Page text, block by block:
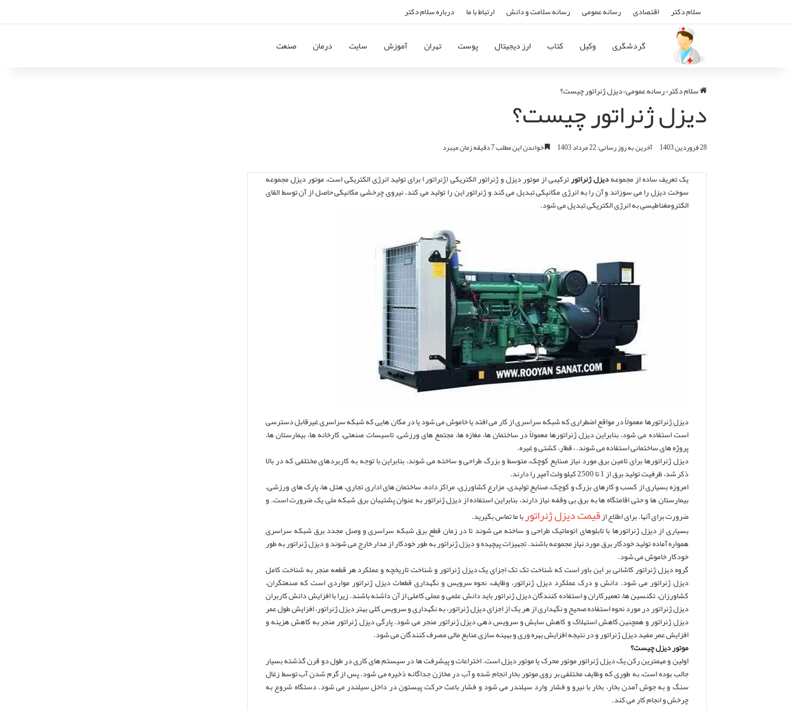
سلام دکتر اقتصادی رسانه عمومی رسانه سلامت و دانش ارتباط با ما درباره سلام دکتر
گردشگری وکیل کتاب ارز دیجیتال پوست تهران آموزش سایت درمان صنعت
سلام دکتر>رسانه عمومی>دیزل ژنراتور چیست؟
دیزل ژنراتور چیست؟
28 فروردین 1403 آخرین به روز رسانی: 22 مرداد 1403 خواندن این مطلب 7 دقیقه زمان میبرد
یک تعریف ساده از مجموعهدیزل ژنراتورترکیبی از موتور دیزل و ژنراتور الکتریکی (ژنراتور) برای تولید انرژی الکتریکی است، موتور دیزل مجموعه
سوخت دیزل را می سوزاند و آن را به انرژی مکانیکی تبدیل می کند و ژنراتور این را تولید می کند. نیروی چرخشی مکانیکی حاصل از آن توسط القای
الکترومغناطیسی به انرژی الکتریکی تبدیل می شود.
دیزل ژنراتورها معمولاً در مواقع اضطراری که شبکه سراسری از کار می افتد یا خاموش می شود یا در مکان هایی که شبکه سراسری غیرقابل دسترسی
است استفاده می شود، بنابراین دیزل ژنراتورها معمولاً در ساختمان ها، مغازه ها، مجتمع های ورزشی، تاسیسات صنعتی، کارخانه ها، بیمارستان ها،
پروژه های ساختمانی استفاده می شوند. ، قطار، کشتی و غیره.
دیزل ژنراتورها برای تامین برق مورد نیاز صنایع کوچک، متوسط و بزرگ طراحی و ساخته می شوند، بنابراین با توجه به کاربردهای مختلفی که در بالا
ذکر شد، ظرفیت تولید برق از 1 تا 2500 کیلو ولت آمپر را دارند.
امروزه بسیاری از کسب و کارهای بزرگ و کوچک، صنایع تولیدی، مزارع کشاورزی، مراکز داده، ساختمان های اداری تجاری، هتل ها، پارک های ورزشی،
بیمارستان ها و حتی اقامتگاه ها به برق بی وقفه نیاز دارند، بنابراین استفاده از دیزل ژنراتور به عنوان پشتیبان برق شبکه ملی یک ضرورت است. و
ضرورت برای آنها. برای اطلاع ازقیمت دیزل ژنراتوربا ما تماس بگیرید.
بسیاری از دیزل ژنراتورها با تابلوهای اتوماتیک طراحی و ساخته می شوند تا در زمان قطع برق شبکه سراسری و وصل مجدد برق شبکه سراسری
همواره آماده تولید خودکار برق مورد نیاز مجموعه باشند. تجهیزات پیچیده و دیزل ژنراتور به طور خودکار از مدار خارج می شوند و دیزل ژنراتور به طور
خودکار خاموش می شود.
گروه دیزل ژنراتور کاشانی بر این باور است که شناخت تک تک اجزای یک دیزل ژنراتور و شناخت تاریخچه و عملکرد هر قطعه منجر به شناخت کامل
دیزل ژنراتور می شود. دانش و درک عملکرد دیزل ژنراتور، وظایف، نحوه سرویس و نگهداری قطعات دیزل ژنراتور مواردی است که صنعتگران،
کشاورزان، تکنسین ها، تعمیرکاران و استفاده کنندگان دیزل ژنراتور باید دانش علمی و عملی کاملی از آن داشته باشند. زیرا با افزایش دانش کاربران
دیزل ژنراتور در مورد نحوه استفاده صحیح و نگهداری از هر یک از اجزای دیزل ژنراتور، به نگهداری و سرویس کلی بهتر دیزل ژنراتور، افزایش طول عمر
دیزل ژنراتور و همچنین کاهش استهلاک و کاهش سایش و سرویس دهی دیزل ژنراتور منجر می شود. پارگی دیزل ژنراتور منجر به کاهش هزینه و
افزایش عمر مفید دیزل ژنراتور و در نتیجه افزایش بهره وری و بهینه سازی منابع مالی مصرف کنندگان می شود.
موتور دیزل چیست؟
اولین و مهمترین رکن یک دیزل ژنراتور موتور محرک یا موتور دیزل است. اختراعات و پیشرفت ها در سیستم های کاری در طول دو قرن گذشته بسیار
جالب بوده است، به طوری که وظایف مختلفی بر روی موتور بخار انجام شده و آب در مخازن جداگانه ذخیره می شود. پس از گرم شدن آب توسط زغال
سنگ و به جوش آمدن بخار، بخار با نیرو و فشار وارد سیلندر می شود و فشار باعث حرکت پیستون در داخل سیلندر می شود. دستگاه شروع به
چرخش و انجام کار می کند.